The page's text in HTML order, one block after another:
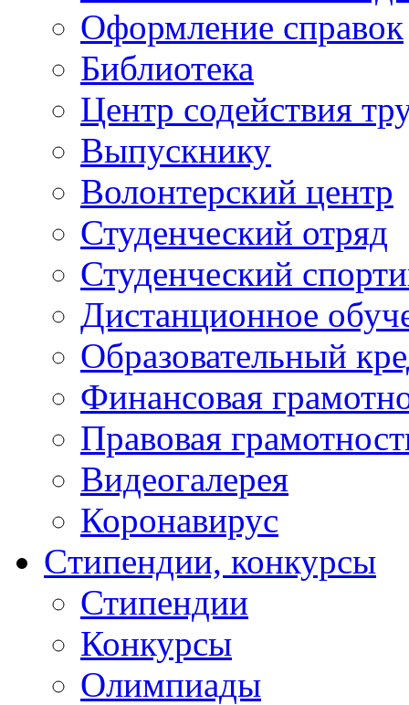
Оформление справок
Библиотека
Центр содействия
Выпускнику
Волонтерский центр
Студенческий отряд
Студенческий
Дистанционное
Образовательный
Финансовая
Правовая
Видеогалерея
Коронавирус
Cтипендии, конкурсы
Стипендии
Конкурсы
Олимпиады